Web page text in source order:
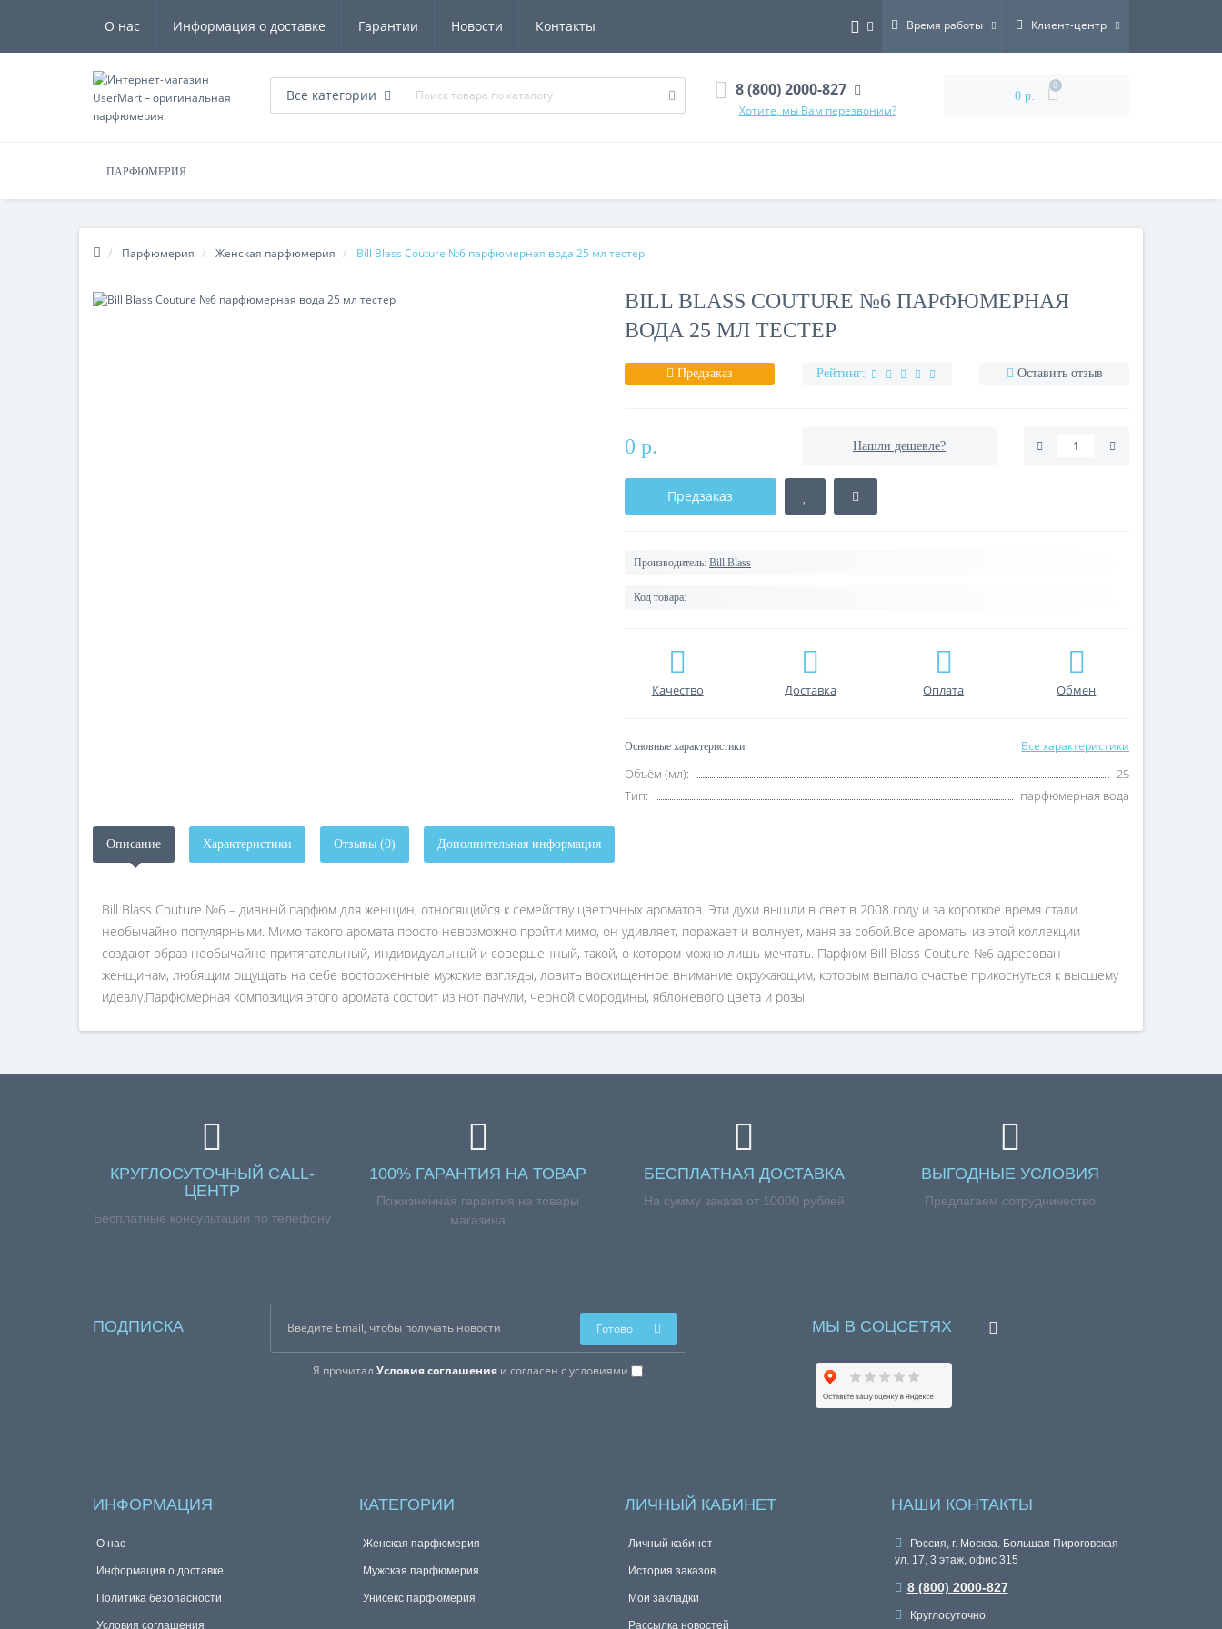
О нас Информация о доставке Гарантии Новости Контакты Время работы Клиент-центр
Все категории 8 (800) 2000-827
Хотите, мы Вам перезвоним?
0 р.
0
ПАРФЮМЕРИЯ
Парфюмерия Женская парфюмерия Bill Blass Couture №6 парфюмерная вода 25 мл тестер
BILL BLASS COUTURE №6 ПАРФЮМЕРНАЯ
ВОДА 25 МЛ ТЕСТЕР
Предзаказ Рейтинг: Оставить отзыв
0 р. Нашли дешевле?
Предзаказ
Производитель: Bill Blass
Код товара:
Качество Доставка Оплата Обмен
Основные характеристики Все характеристики
Объём (мл):
25
Тип:
парфюмерная вода
Описание Характеристики Отзывы (0) Дополнительная информация
Bill Blass Couture №6 – дивный парфюм для женщин, относящийся к семейству цветочных ароматов. Эти духи вышли в свет в 2008 году и за короткое время стали
необычайно популярными. Мимо такого аромата просто невозможно пройти мимо, он удивляет, поражает и волнует, маня за собой.Все ароматы из этой коллекции
создают образ необычайно притягательный, индивидуальный и совершенный, такой, о котором можно лишь мечтать. Парфюм Bill Blass Couture №6 адресован
женщинам, любящим ощущать на себе восторженные мужские взгляды, ловить восхищенное внимание окружающим, которым выпало счастье прикоснуться к высшему
идеалу.Парфюмерная композиция этого аромата состоит из нот пачули, черной смородины, яблоневого цвета и розы.
КРУГЛОСУТОЧНЫЙ CALL-
ЦЕНТР
Бесплатные консультации по телефону
100% ГАРАНТИЯ НА ТОВАР
Пожизненная гарантия на товары
магазина
БЕСПЛАТНАЯ ДОСТАВКА
На сумму заказа от 10000 рублей
ВЫГОДНЫЕ УСЛОВИЯ
Предлагаем сотрудничество
ПОДПИСКА
Я прочиталУсловия соглашения и согласен с условиями
Готово МЫ В СОЦСЕТЯХ
ИНФОРМАЦИЯ
О нас
Информация о доставке
Политика безопасности
Условия соглашения
КАТЕГОРИИ
Женская парфюмерия
Мужская парфюмерия
Унисекс парфюмерия
ЛИЧНЫЙ КАБИНЕТ
Личный кабинет
История заказов
Мои закладки
Рассылка новостей
НАШИ КОНТАКТЫ
Россия, г. Москва. Большая Пироговская
ул. 17, 3 этаж, офис 315
8 (800) 2000-827
Круглосуточно